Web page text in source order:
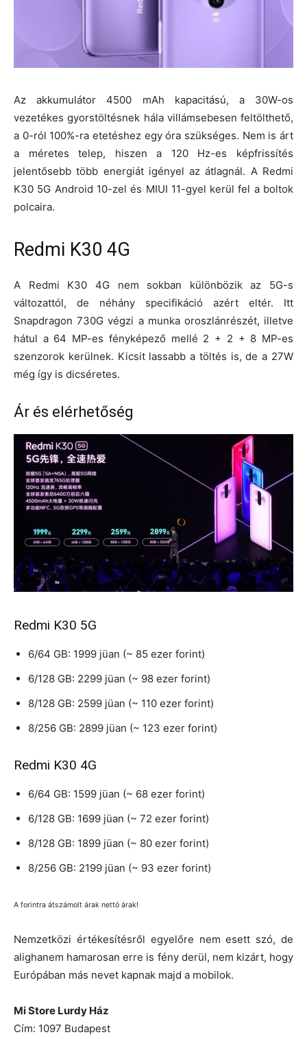
Az akkumulátor 4500 mAh kapacitású, a 30W-os
vezetékes gyorstöltésnek hála villámsebesen feltölthető,
a 0-ról 100%-ra etetéshez egy óra szükséges. Nem is árt
a méretes telep, hiszen a 120 Hz-es képfrissítés
jelentősebb több energiát igényel az átlagnál. A Redmi
K30 5G Android 10-zel és MIUI 11-gyel kerül fel a boltok
polcaira.
Redmi K30 4G
A Redmi K30 4G nem sokban különbözik az 5G-s
változattól, de néhány specifikáció azért eltér. Itt
Snapdragon 730G végzi a munka oroszlánrészét, illetve
hátul a 64 MP-es fényképező mellé 2 + 2 + 8 MP-es
szenzorok kerülnek. Kicsit lassabb a töltés is, de a 27W
még így is dicséretes.
Ár és elérhetőség
Redmi K30 5G
6/64 GB: 1999 jüan (~ 85 ezer forint)
6/128 GB: 2299 jüan (~ 98 ezer forint)
8/128 GB: 2599 jüan (~ 110 ezer forint)
8/256 GB: 2899 jüan (~ 123 ezer forint)
Redmi K30 4G
6/64 GB: 1599 jüan (~ 68 ezer forint)
6/128 GB: 1699 jüan (~ 72 ezer forint)
8/128 GB: 1899 jüan (~ 80 ezer forint)
8/256 GB: 2199 jüan (~ 93 ezer forint)
A forintra átszámolt árak nettó árak!
Nemzetközi értékesítésről egyelőre nem esett szó, de
alighanem hamarosan erre is fény derül, nem kizárt, hogy
Európában más nevet kapnak majd a mobilok.
Mi Store Lurdy Ház
Cím: 1097 Budapest